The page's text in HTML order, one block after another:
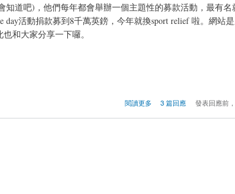
道吧)，他們每年都會舉辦一個主題性的募款活動，最有
活動捐款募到8千萬英鎊，今年就換sport relief 啦。網站
和大家分享一下囉。
閱讀更多 3 篇回應 發表回應前